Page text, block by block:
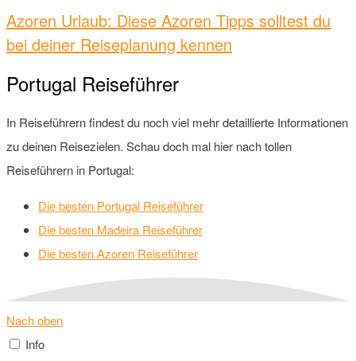
Azoren Urlaub: Diese Azoren Tipps solltest du
bei deiner Reiseplanung kennen
Portugal Reiseführer
In Reiseführern findest du noch viel mehr detaillierte Informationen
zu deinen Reisezielen. Schau doch mal hier nach tollen
Reiseführern in Portugal:
Die besten Portugal Reiseführer
Die besten Madeira Reiseführer
Die besten Azoren Reiseführer
Nach oben
Info